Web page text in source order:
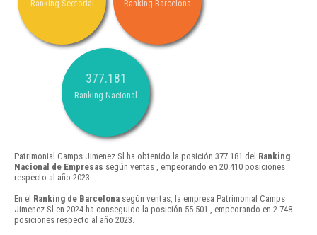
Ranking Sectorial Ranking Barcelona
377.181
Ranking Nacional
Patrimonial Camps Jimenez Sl ha obtenido la posición 377.181 del Ranking
Nacional de Empresas según ventas , empeorando en 20.410 posiciones
respecto al año 2023.
En el Ranking de Barcelona según ventas, la empresa Patrimonial Camps
Jimenez Sl en 2024 ha conseguido la posición 55.501 , empeorando en 2.748
posiciones respecto al año 2023.